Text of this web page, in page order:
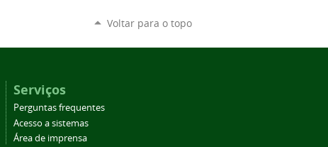
Voltar para o topo
Serviços
Perguntas frequentes
Acesso a sistemas
Área de imprensa